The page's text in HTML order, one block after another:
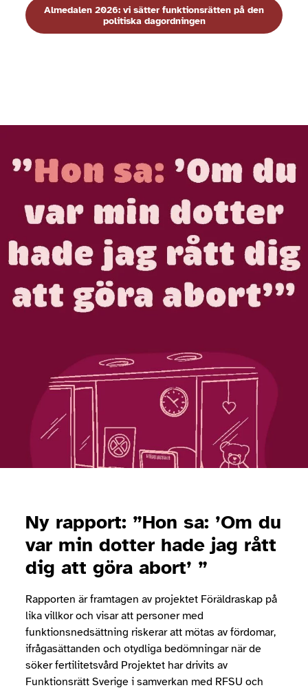
Almedalen 2026: vi sätter funktionsrätten på den
politiska dagordningen
Ny rapport: ”Hon sa: ’Om du
var min dotter hade jag rått
dig att göra abort’ ”
Rapporten är framtagen av projektet Föräldraskap på
lika villkor och visar att personer med
funktionsnedsättning riskerar att mötas av fördomar,
ifrågasättanden och otydliga bedömningar när de
söker fertilitetsvård Projektet har drivits av
Funktionsrätt Sverige i samverkan med RFSU och